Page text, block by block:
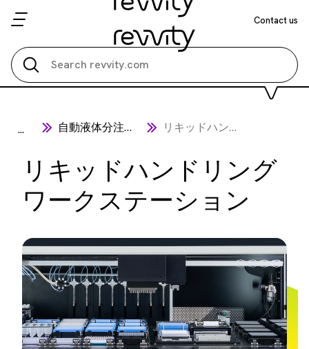
Contact us
... 自動液体分注機 リキッドハンドリングワークステーション
リキッドハンドリング
ワークステーション